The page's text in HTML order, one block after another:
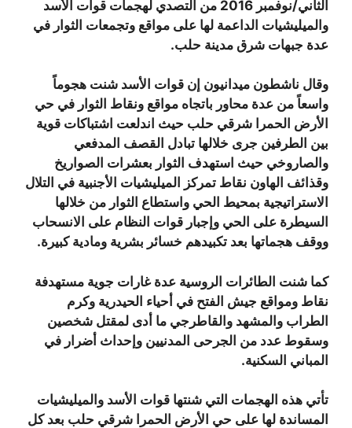
الثاني/نوفمبر 2016 من التصدي لهجمات قوات الأسد
والميليشيات الداعمة لها على مواقع وتجمعات الثوار في
عدة جبهات شرق مدينة حلب.
وقال ناشطون ميدانيون إن قوات الأسد شنت هجوماً
واسعاً من عدة محاور باتجاه مواقع ونقاط الثوار في حي
الأرض الحمرا شرقي حلب حيث اندلعت اشتباكات قوية
بين الطرفين جرى خلالها تبادل القصف المدفعي
والصاروخي حيث استهدف الثوار بعشرات الصواريخ
وقذائف الهاون نقاط تمركز الميليشيات الأجنبية في التلال
الاستراتيجية بمحيط الحي واستطاع الثوار من خلالها
السيطرة على الحي وإجبار قوات النظام على الانسحاب
ووقف هجماتها بعد تكبيدهم خسائر بشرية ومادية كبيرة.
كما شنت الطائرات الروسية عدة غارات جوية مستهدفة
نقاط ومواقع جيش الفتح في أحياء الحيدرية وكرم
الطراب والمشهد والقاطرجي ما أدى لمقتل شخصين
وسقوط عدد من الجرحى المدنيين وإحداث أضرار في
المباني السكنية.
تأتي هذه الهجمات التي شنتها قوات الأسد والميليشيات
المساندة لها على حي الأرض الحمرا شرقي حلب بعد كل